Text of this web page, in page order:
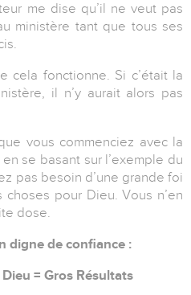
me dise qu’il ne veut pas
ministère tant que tous ses
cela fonctionne. Si c’était la
il n’y aurait alors pas
vous commenciez avec la
se basant sur l’exemple du
pas besoin d’une grande foi
pour Dieu. Vous n’en
dose.
digne de confiance :
= Gros Résultats